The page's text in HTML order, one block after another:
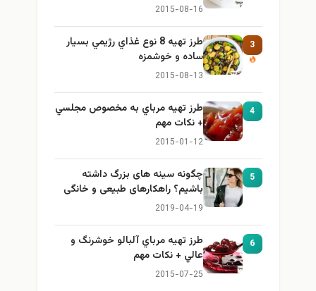
2015-08-16
3
طرز تهيه 8 نوع غذاي رژيمي بسيار
ساده و خوشمزه
2015-08-13
4
طرز تهيه مرباي به مخصوص مجلسي
+ نكات مهم
2015-01-12
5
چگونه سینه های بزرگ داشته
باشیم؟ راهکارهای طبیعی و خانگی
برای بزرگ کردن سینه
2019-04-19
6
طرز تهيه مرباي آلبالو خوشرنگ و
عالي + نكات مهم
2015-07-25